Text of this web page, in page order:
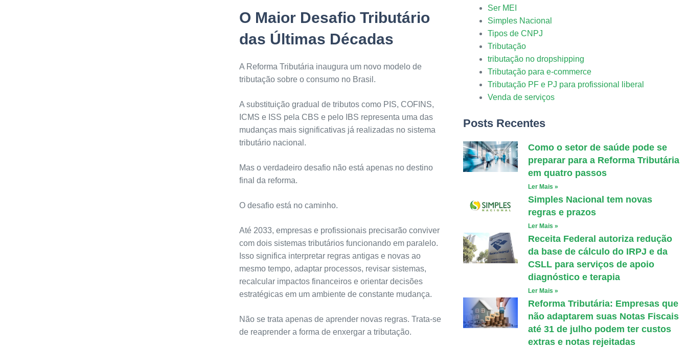
O Maior Desafio Tributário
das Últimas Décadas
A Reforma Tributária inaugura um novo modelo de
tributação sobre o consumo no Brasil.
A substituição gradual de tributos como PIS, COFINS,
ICMS e ISS pela CBS e pelo IBS representa uma das
mudanças mais significativas já realizadas no sistema
tributário nacional.
Mas o verdadeiro desafio não está apenas no destino
final da reforma.
O desafio está no caminho.
Até 2033, empresas e profissionais precisarão conviver
com dois sistemas tributários funcionando em paralelo.
Isso significa interpretar regras antigas e novas ao
mesmo tempo, adaptar processos, revisar sistemas,
recalcular impactos financeiros e orientar decisões
estratégicas em um ambiente de constante mudança.
Não se trata apenas de aprender novas regras. Trata-se
de reaprender a forma de enxergar a tributação.
Ser MEI
Simples Nacional
Tipos de CNPJ
Tributação
tributação no dropshipping
Tributação para e-commerce
Tributação PF e PJ para profissional liberal
Venda de serviços
Posts Recentes
Como o setor de saúde pode se
preparar para a Reforma Tributária
em quatro passos
Ler Mais »
Simples Nacional tem novas
regras e prazos
Ler Mais »
Receita Federal autoriza redução
da base de cálculo do IRPJ e da
CSLL para serviços de apoio
diagnóstico e terapia
Ler Mais »
Reforma Tributária: Empresas que
não adaptarem suas Notas Fiscais
até 31 de julho podem ter custos
extras e notas rejeitadas